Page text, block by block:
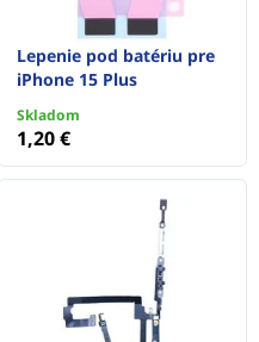
Lepenie pod batériu pre
iPhone 15 Plus
Skladom
1,20 €